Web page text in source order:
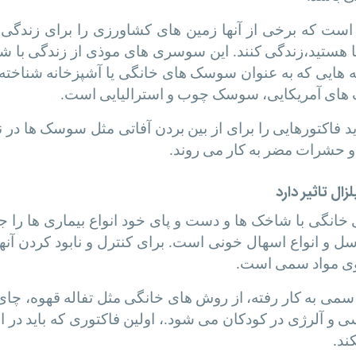
که برخی از آنها زمین های کشاورزی را برای
کنند. این سوسری های موذی از زندگی با
هایی که به عنوان سوسک های خانگی یا آشپزخانه
آمریکایی، سوسک چوب و استرالیایی است.
را برای از بین بردن آفاتی مثل سوسک ها در
حشرات مضر به کار می روند.
تاثیر دارد
با شاخک ها و دست و پای خود انواع بیماری ها را
سل و انواع اسهال خونی است. برای کنترل و نابود کردن
مواد سمی است.
به کار رفته، از روش های خانگی مثل تفاله قهوه،
و آلرژی در کودکان می شود.، اولین فاکتوری که